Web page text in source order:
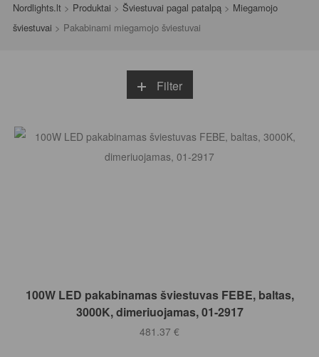
Nordlights.lt > Produktai > Šviestuvai pagal patalpą > Miegamojo
šviestuvai > Pakabinami miegamojo šviestuvai
Filter
Į KREPŠELĮ
100W LED pakabinamas šviestuvas FEBE, baltas,
3000K, dimeriuojamas, 01-2917
481.37 €